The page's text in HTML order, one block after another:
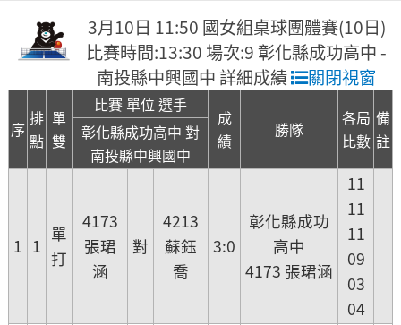
3月10日 11:50 國女組桌球團體賽(10日)
比賽時間:13:30 場次:9 彰化縣成功高中 -
南投縣中興國中 詳細成績
關閉視窗
序
排
點
單
雙
比賽 單位 選手
成
績
勝隊
各局
比數
備
註
彰化縣成功高中 對
南投縣中興國中
1 1
單
打
4173
張珺
涵
對
4213
蘇鈺
喬
3:0
彰化縣成功
高中
4173 張珺涵
11
11
11
09
03
04